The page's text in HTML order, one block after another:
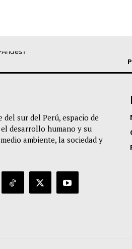
sur del Perú, espacio de
desarrollo humano y su
ambiente, la sociedad y